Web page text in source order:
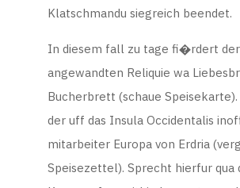
Klatschmandu siegreich beendet.
In diesem fall zu tage fi�rdert der
angewandten Reliquie wa
Bucherbrett (schaue
der uff das Insula Occidentalis
mitarbeiter Europa von Erdria
Speisezettel). Sprecht hierfur qua